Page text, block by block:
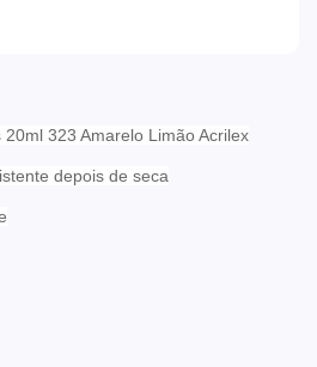
323 Amarelo Limão Acrilex
depois de seca